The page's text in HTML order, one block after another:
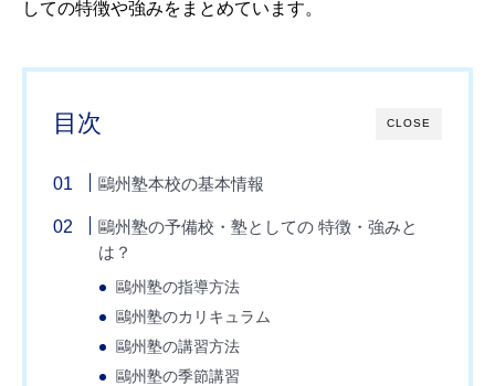
しての特徴や強みをまとめています。
CLOSE
目次
鷗州塾本校の基本情報
鷗州塾の予備校・塾としての 特徴・強みと
は？
鷗州塾の指導方法
鷗州塾のカリキュラム
鷗州塾の講習方法
鷗州塾の季節講習